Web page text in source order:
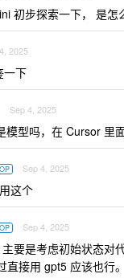
初步探索一下， 是怎
2025
一下
Sep 4, 2025
模型吗，在 Cursor 里
OP Sep 4, 2025
这个
OP Sep 4, 2025
主要是考虑初始状态对
直接用 gpt5 应该也行。